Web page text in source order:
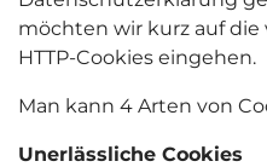
möchten wir kurz auf
HTTP-Cookies eingehen.
Man kann 4 Arten von
Unerlässliche Cookies